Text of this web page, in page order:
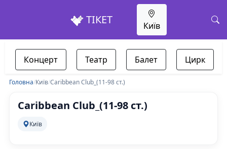
ТІКЕТ Київ
Концерт Театр Балет Цирк
Головна/Київ/Caribbean Club_(11-98 ст.)
Caribbean Club_(11-98 ст.)
Київ